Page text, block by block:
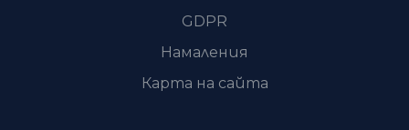
GDPR
Намаления
Карта на сайта